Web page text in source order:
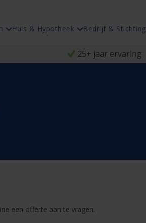
Huis & Hypotheek Bedrijf & Stichting
25+ jaar ervaring
een offerte aan te vragen.